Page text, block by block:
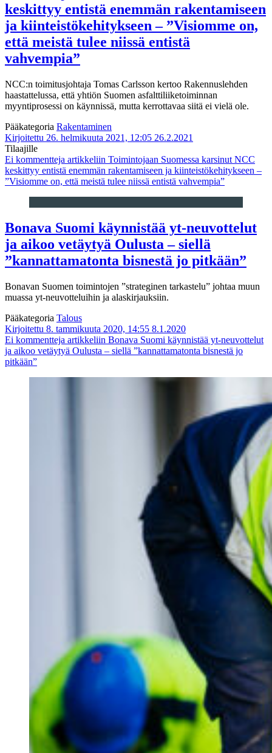
keskittyy entistä enemmän rakentamiseen
ja kiinteistökehitykseen – ”Visiomme on,
että meistä tulee niissä entistä
vahvempia”
NCC:n toimitusjohtaja Tomas Carlsson kertoo Rakennuslehden
haastattelussa, että yhtiön Suomen asfalttiliiketoiminnan
myyntiprosessi on käynnissä, mutta kerrottavaa siitä ei vielä ole.
Pääkategoria Rakentaminen
Kirjoitettu 26. helmikuuta 2021, 12:05 26.2.2021
Tilaajille
Ei kommentteja artikkeliin Toimintojaan Suomessa karsinut NCC
keskittyy entistä enemmän rakentamiseen ja kiinteistökehitykseen –
”Visiomme on, että meistä tulee niissä entistä vahvempia”
Bonava Suomi käynnistää yt-neuvottelut
ja aikoo vetäytyä Oulusta – siellä
”kannattamatonta bisnestä jo pitkään”
Bonavan Suomen toimintojen ”strateginen tarkastelu” johtaa muun
muassa yt-neuvotteluihin ja alaskirjauksiin.
Pääkategoria Talous
Kirjoitettu 8. tammikuuta 2020, 14:55 8.1.2020
Ei kommentteja artikkeliin Bonava Suomi käynnistää yt-neuvottelut
ja aikoo vetäytyä Oulusta – siellä ”kannattamatonta bisnestä jo
pitkään”